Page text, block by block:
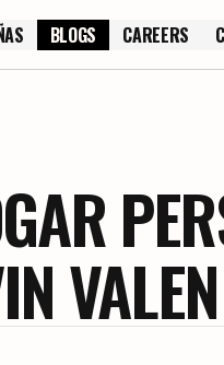
BLOGS
CAREERS
CAREERS